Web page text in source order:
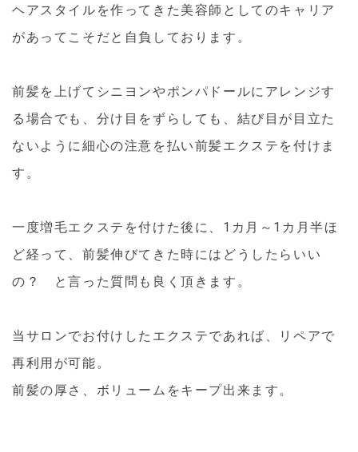
ヘアスタイルを作ってきた美容師としてのキャリア
があってこそだと自負しております。
前髪を上げてシニヨンやポンパドールにアレンジす
る場合でも、分け目をずらしても、結び目が目立た
ないように細心の注意を払い前髪エクステを付けま
す。
一度増毛エクステを付けた後に、1カ月～1カ月半ほ
ど経って、前髪伸びてきた時にはどうしたらいい
の？ と言った質問も良く頂きます。
当サロンでお付けしたエクステであれば、リペアで
再利用が可能。
前髪の厚さ、ボリュームをキープ出来ます。